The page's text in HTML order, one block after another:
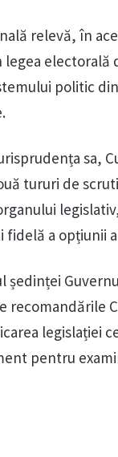
relevă, în
legea
politic
sa,
tururi de
fidelă a opțiunii
ședinței
recomandările
legislației
pentru